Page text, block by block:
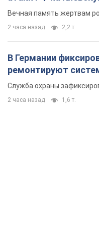
Вечная память жертвам
2 часа назад 2,2 т.
В Германии
ремонтируют
Служба охраны
2 часа назад 1,6 т.